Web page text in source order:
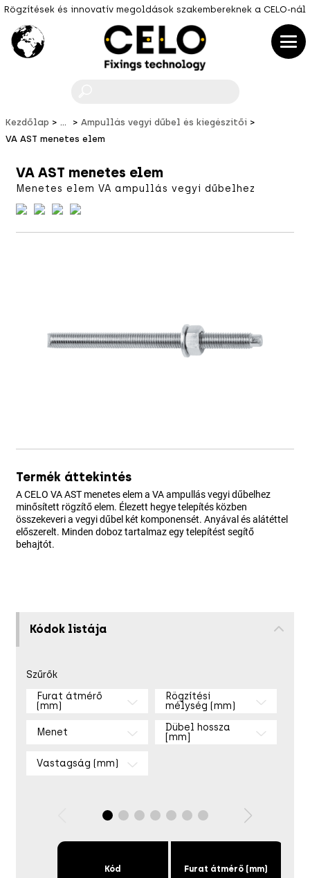
Rögzítések és innovatív megoldások szakembereknek a CELO-nál
Kezdőlap ...
Ampullás vegyi dűbel és kiegészítői
VA AST menetes elem
VA AST menetes elem
Menetes elem VA ampullás vegyi dűbelhez
Termék áttekintés
A CELO VA AST menetes elem a VA ampullás vegyi dűbelhez
minősített rögzítő elem. Élezett hegye telepítés közben
összekeveri a vegyi dűbel két komponensét. Anyával és alátéttel
előszerelt. Minden doboz tartalmaz egy telepítést segítő
behajtót.
Kódok listája
Szűrők
Furat átmérő
(mm)
Rögzítési
mélység (mm)
Menet
Dübel hossza
[mm]
Vastagság (mm)
Kód Furat átmérő (mm)